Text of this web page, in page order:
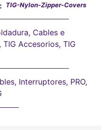
TIG-Nylon-Zipper-Covers
, Cables e
, TIG Accesorios, TIG
, Interruptores, PRO,